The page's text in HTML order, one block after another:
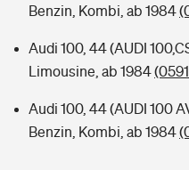
Benzin, Kombi, ab 1984
Audi 100, 44 (AUDI
Limousine, ab 1984
Audi 100, 44 (AUDI 100
Benzin, Kombi, ab 1984